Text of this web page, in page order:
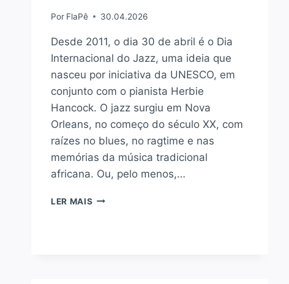
Por FlaPê 30.04.2026
Desde 2011, o dia 30 de abril é o Dia
Internacional do Jazz, uma ideia que
nasceu por iniciativa da UNESCO, em
conjunto com o pianista Herbie
Hancock. O jazz surgiu em Nova
Orleans, no começo do século XX, com
raízes no blues, no ragtime e nas
memórias da música tradicional
africana. Ou, pelo menos,…
LER MAIS 30